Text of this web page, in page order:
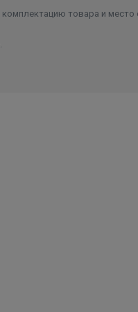
товара и место